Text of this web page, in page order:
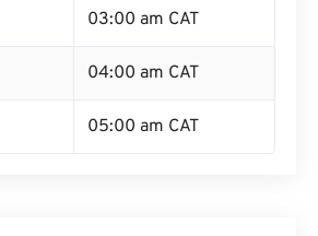
03:00 am CAT
04:00 am CAT
05:00 am CAT